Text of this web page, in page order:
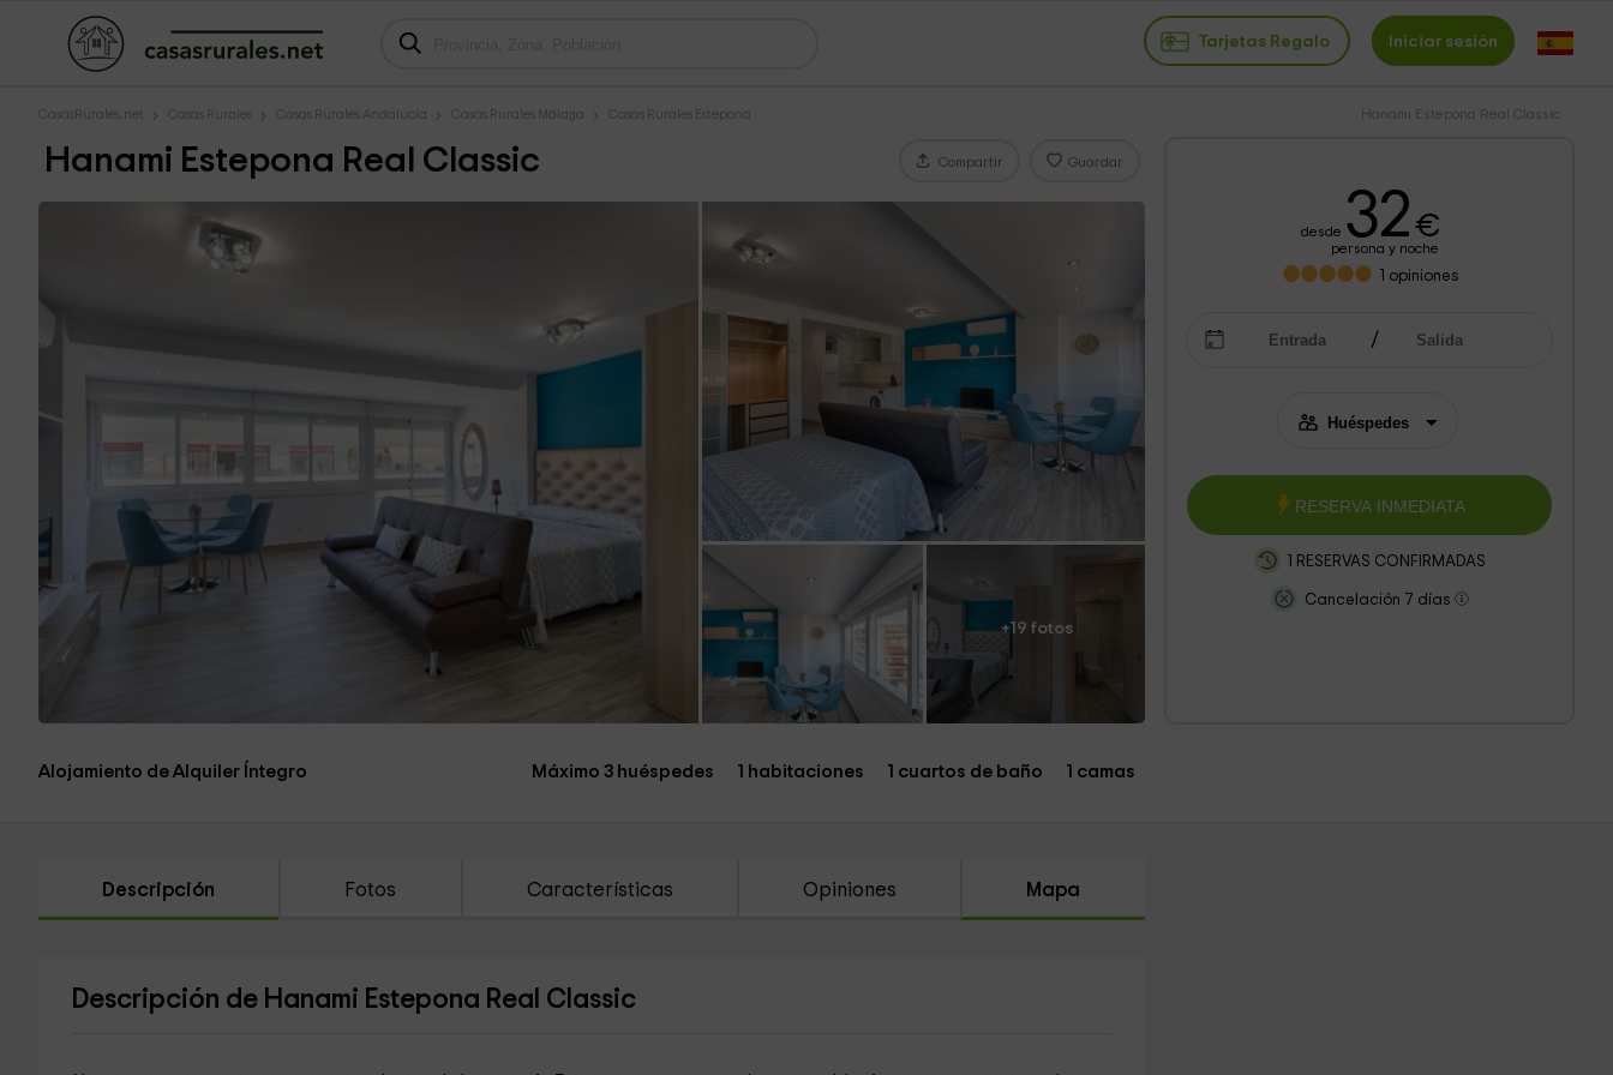
Tarjetas Regalo Iniciar sesión
CasasRurales.net Casas Rurales Casas Rurales Andalucía Casas Rurales Málaga Casas Rurales Estepona Hanami Estepona Real Classic
Hanami Estepona Real Classic Compartir Guardar
+19 fotos
desde 32€
persona y noche
1 opiniones
RESERVA INMEDIATA
1 RESERVAS CONFIRMADAS
Cancelación 7 días
Alojamiento de Alquiler Íntegro Máximo 3 huéspedes 1 habitaciones 1 cuartos de baño 1 camas
Descripción Fotos Características Opiniones Mapa
Descripción de Hanami Estepona Real Classic